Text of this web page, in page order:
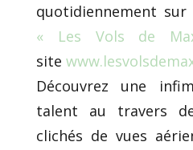
quotidiennement sur
« Les Vols de
site
Découvrez une
talent au travers
clichés de vues